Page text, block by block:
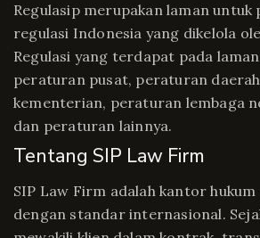
Regulasip merupakan laman untuk
regulasi Indonesia yang dikelola
Regulasi yang terdapat pada
peraturan pusat, peraturan
kementerian, peraturan lembaga
dan peraturan lainnya.
Tentang SIP Law Firm
SIP Law Firm adalah kantor
dengan standar internasional.